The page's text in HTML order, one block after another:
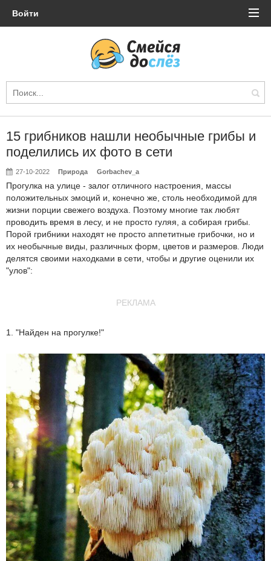
Войти
15 грибников нашли необычные грибы и
поделились их фото в сети
27-10-2022 Природа Gorbachev_a
Прогулка на улице - залог отличного настроения, массы
положительных эмоций и, конечно же, столь необходимой для
жизни порции свежего воздуха. Поэтому многие так любят
проводить время в лесу, и не просто гуляя, а собирая грибы.
Порой грибники находят не просто аппетитные грибочки, но и
их необычные виды, различных форм, цветов и размеров. Люди
делятся своими находками в сети, чтобы и другие оценили их
"улов":
РЕКЛАМА
1. "Найден на прогулке!"